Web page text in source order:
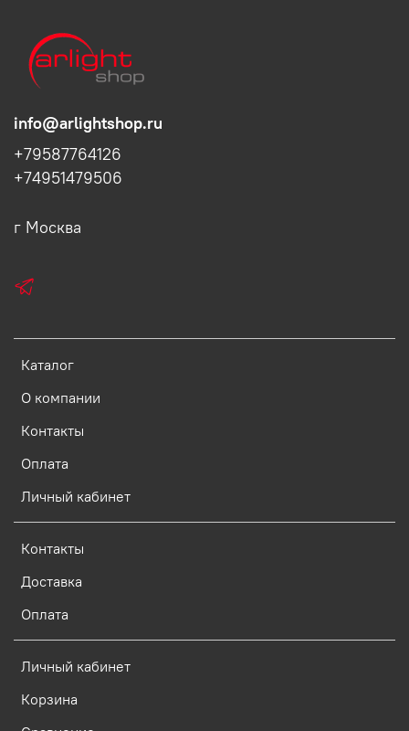
Каталог
О компании
Контакты
Оплата
Личный кабинет
Контакты
Доставка
Оплата
Личный кабинет
Корзина
info@arlightshop.ru
+79587764126
+74951479506
г Москва